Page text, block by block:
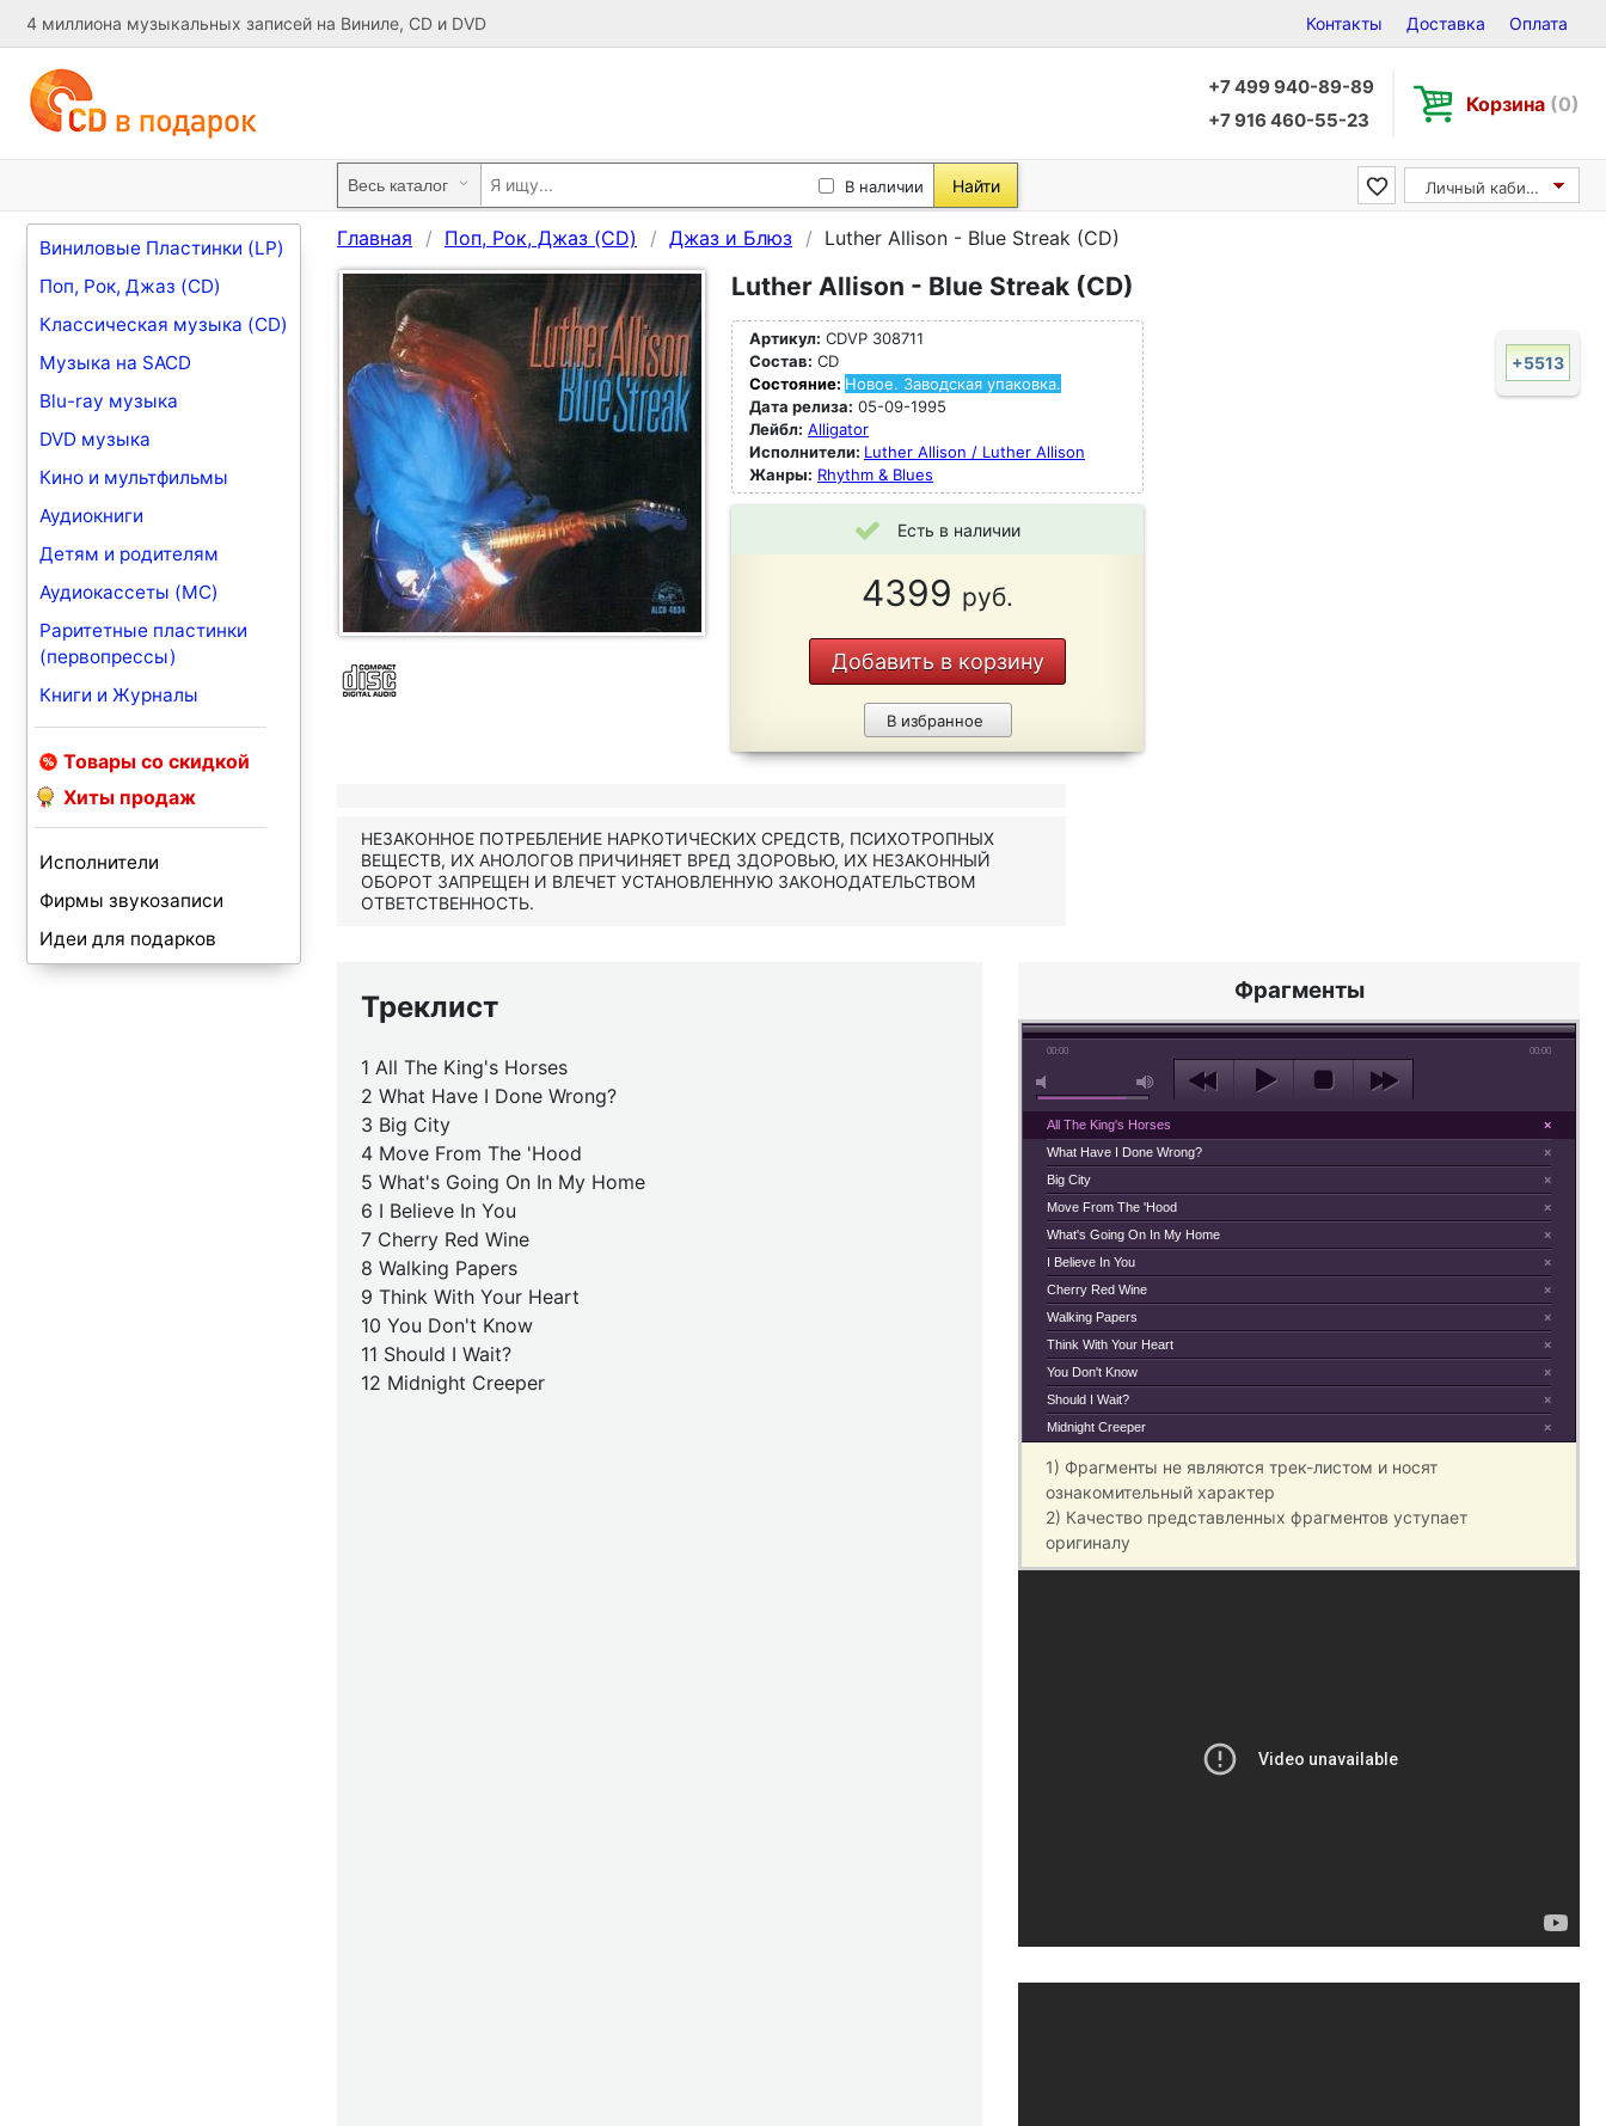
4 миллиона музыкальных записей на Виниле, CD и DVD Контакты Доставка Оплата
+7 499 940-89-89
+7 916 460-55-23
Корзина (0)
В наличии Найти Личный кабинет
Виниловые Пластинки (LP)
Поп, Рок, Джаз (CD)
Классическая музыка (CD)
Музыка на SACD
Blu-ray музыка
DVD музыка
Кино и мультфильмы
Аудиокниги
Детям и родителям
Аудиокассеты (MC)
Раритетные пластинки
(первопрессы)
Книги и Журналы
Товары со скидкой
Хиты продаж
Исполнители
Фирмы звукозаписи
Идеи для подарков
Главная Поп, Рок, Джаз (CD) Джаз и Блюз Luther Allison - Blue Streak (CD)
Luther Allison - Blue Streak (CD)
Артикул: CDVP 308711
Состав: CD
Состояние: Новое. Заводская упаковка.
Дата релиза: 05-09-1995
Лейбл: Alligator
Исполнители: Luther Allison / Luther Allison
Жанры: Rhythm & Blues
Есть в наличии
4399 руб.
Добавить в корзину
В избранное
+5513
НЕЗАКОННОЕ ПОТРЕБЛЕНИЕ НАРКОТИЧЕСКИХ СРЕДСТВ, ПСИХОТРОПНЫХ
ВЕЩЕСТВ, ИХ АНОЛОГОВ ПРИЧИНЯЕТ ВРЕД ЗДОРОВЬЮ, ИХ НЕЗАКОННЫЙ
ОБОРОТ ЗАПРЕЩЕН И ВЛЕЧЕТ УСТАНОВЛЕННУЮ ЗАКОНОДАТЕЛЬСТВОМ
ОТВЕТСТВЕННОСТЬ.
Треклист
1 All The King's Horses
2 What Have I Done Wrong?
3 Big City
4 Move From The 'Hood
5 What's Going On In My Home
6 I Believe In You
7 Cherry Red Wine
8 Walking Papers
9 Think With Your Heart
10 You Don't Know
11 Should I Wait?
12 Midnight Creeper
Фрагменты
00:00 00:00
×
All The King's Horses
×
What Have I Done Wrong?
×
Big City
×
Move From The 'Hood
×
What's Going On In My Home
×
I Believe In You
×
Cherry Red Wine
×
Walking Papers
×
Think With Your Heart
×
You Don't Know
×
Should I Wait?
×
Midnight Creeper
1) Фрагменты не являются трек-листом и носят
ознакомительный характер
2) Качество представленных фрагментов уступает
оригиналу